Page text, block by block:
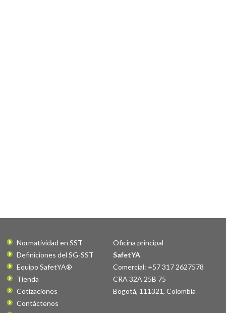
Normatividad en SST
Definiciones del SG-SST
Equipo SafetYA®
Tienda
Cotizaciones
Contáctenos
Oficina principal
SafetYA
Comercial: +57 317 2627578
CRA 32A 25B 75
Bogotá, 111321, Colombia